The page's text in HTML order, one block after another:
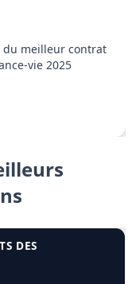
du meilleur contrat
vie 2025
DES